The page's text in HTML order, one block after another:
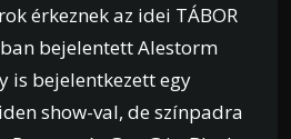
érkeznek az idei TÁBOR
bejelentett Alestorm
is bejelentkezett egy
show-val, de színpadra